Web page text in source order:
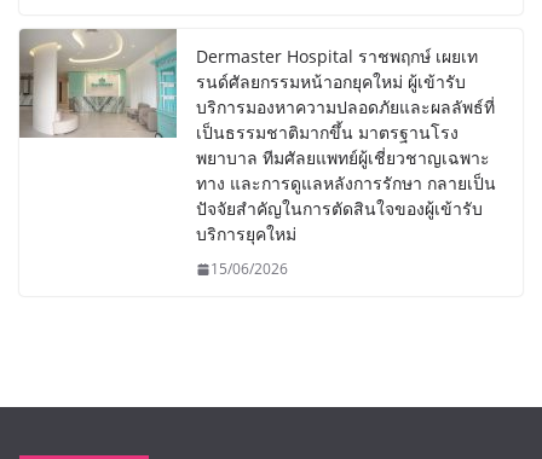
Dermaster Hospital ราชพฤกษ์ เผยเท
รนด์ศัลยกรรมหน้าอกยุคใหม่ ผู้เข้ารับ
บริการมองหาความปลอดภัยและผลลัพธ์ที่
เป็นธรรมชาติมากขึ้น มาตรฐานโรง
พยาบาล ทีมศัลยแพทย์ผู้เชี่ยวชาญเฉพาะ
ทาง และการดูแลหลังการรักษา กลายเป็น
ปัจจัยสำคัญในการตัดสินใจของผู้เข้ารับ
บริการยุคใหม่
15/06/2026